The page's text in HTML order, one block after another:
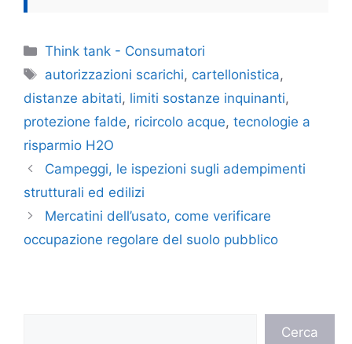
Categorie
Think tank - Consumatori
Tag
autorizzazioni scarichi, cartellonistica,
distanze abitati, limiti sostanze inquinanti,
protezione falde, ricircolo acque, tecnologie a
risparmio H2O
Campeggi, le ispezioni sugli adempimenti
strutturali ed edilizi
Mercatini dell’usato, come verificare
occupazione regolare del suolo pubblico
Cerca